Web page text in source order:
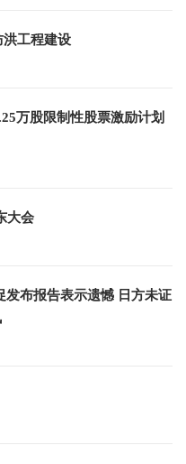
工程建设
万股限制性股票激励计划
大会
布报告表示遗憾 日方未证